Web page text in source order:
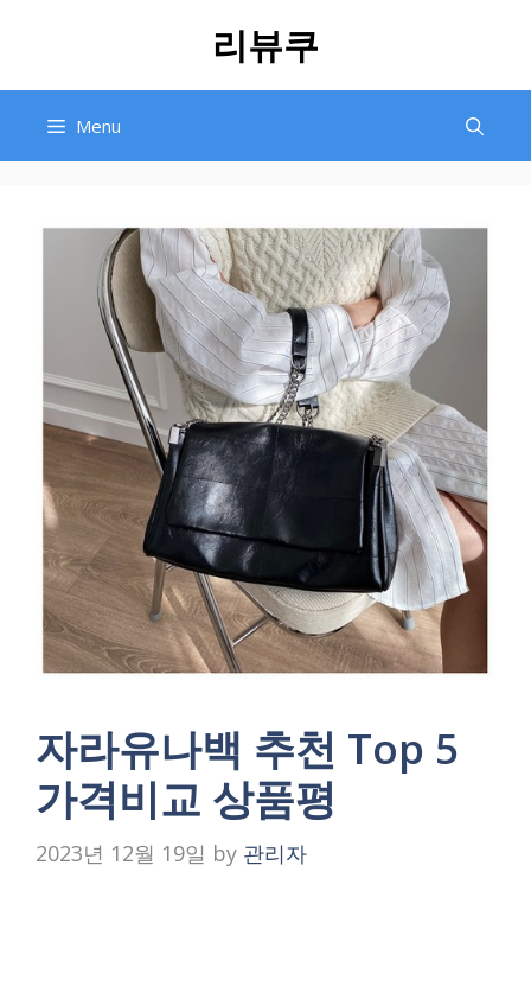
리뷰쿠
Menu
자라유나백 추천 Top 5
가격비교 상품평
2023년 12월 19일 by 관리자